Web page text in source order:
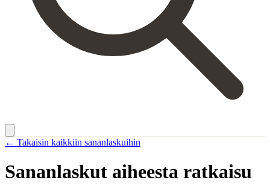
← Takaisin kaikkiin sananlaskuihin
Sananlaskut aiheesta ratkaisu